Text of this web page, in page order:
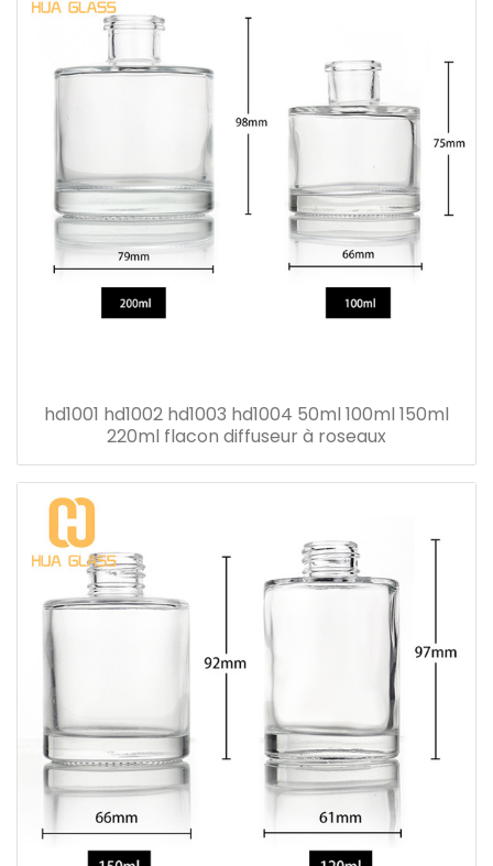
hd1001 hd1002 hd1003 hd1004 50ml 100ml 150ml
220ml flacon diffuseur à roseaux